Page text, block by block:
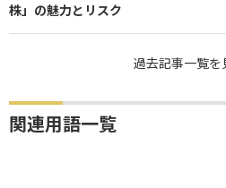
株」の魅力とリスク
過去記事一覧を
関連用語一覧